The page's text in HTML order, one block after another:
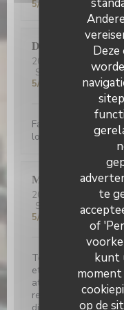
te
of
kunt
op de
5/5
Daren
2026-06-20
- 20:00
Service
5/5
Fantastic food at
lovely ambience
M. Hubert
2026-06-19
- 12:00
Service
/5
5/5
Toujours aussi
et riches en goût,
attentionné, un
regrettons le
Le